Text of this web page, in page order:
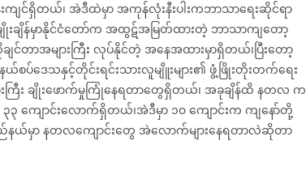
းကျင်ရှိတယ်၊ အဲဒီထဲမှာ အကုန်လုံးနီးပါးကဘာသာရေးဆိုင်ရာ
ျိန်မှာနိုင်ငံတော်က အထွဋ်အမြတ်ထားတဲ့ ဘာသာကျတော့
တာအများကြီး လုပ်နိုင်တဲ့ အနေအထားမှာရှိတယ်၊ပြီးတော့
စပ်ဒေသနှင့်တိုင်းရင်းသားလူမျိူးများ၏ ဖွံ့ဖြိုးတိုးတက်ရေး
းကြီး ချိုးဖောက်မှုကြုံနေရတာတွေရှိတယ်၊ အခုချိန်ထိ နတလ က
၃၃ ကျောင်းလောက်ရှိတယ်၊အဲဒီမှာ ၁၀ ကျောင်းက ကျနော်တို့
ြည်နယ်မှာ နတလကျောင်းတွေ အဲလောက်များနေရတာလဲဆိုတာ